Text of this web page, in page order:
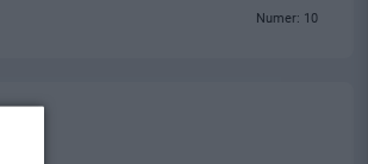
Numer: 10